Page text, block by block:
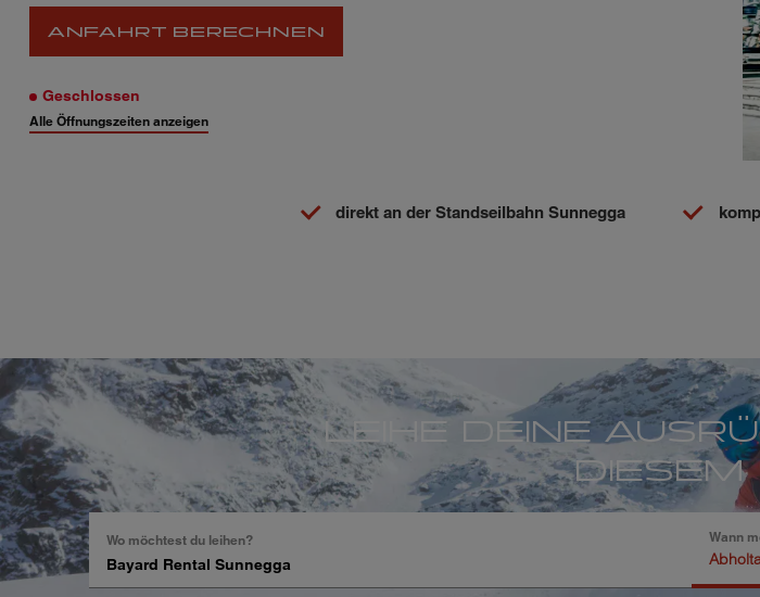
ANFAHRT BERECHNEN
Geschlossen
Alle Öffnungszeiten anzeigen
direkt an der Standseilbahn Sunnegga
LEIHE DEINE
DIESEM
Wo möchtest du leihen?
Suche
nach
Wann